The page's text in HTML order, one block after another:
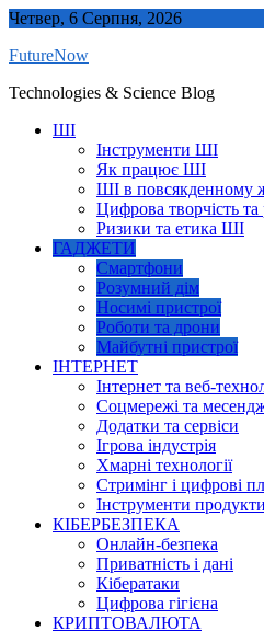
Skip
content
Четвер, 6 Серпня, 2026
FutureNow
Technologies & Science Blog
ШІ
Інструменти ШІ
Як працює ШІ
ШІ в повсякденному
Цифрова творчість
Ризики та етика ШІ
ГАДЖЕТИ
Смартфони
Розумний дім
Носимі пристрої
Роботи та дрони
Майбутні пристрої
ІНТЕРНЕТ
Інтернет та веб-
Соцмережі та
Додатки та сервіси
Ігрова індустрія
Хмарні технології
Стримінг і цифрові
Інструменти
КІБЕРБЕЗПЕКА
Онлайн-безпека
Приватність і дані
Кібератаки
Цифрова гігієна
КРИПТОВАЛЮТА